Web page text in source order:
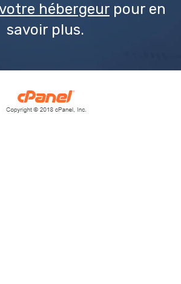
hébergeur pour en
savoir plus.